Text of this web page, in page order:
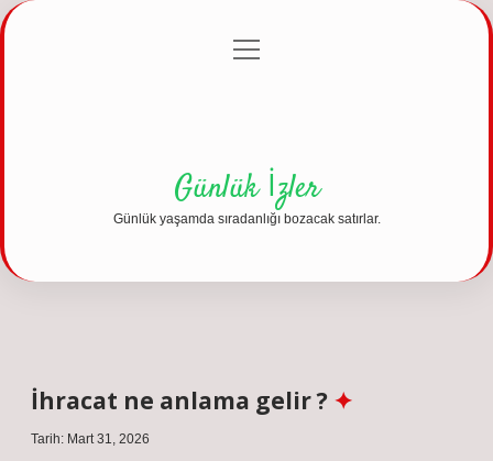
Gizlilik Politikası
menüyü
Günlük İzler
Günlük yaşamda sıradanlığı bozacak satırlar.
İhracat ne anlama gelir ?
Tarih: Mart 31, 2026